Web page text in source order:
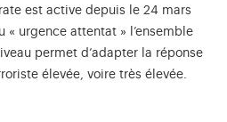
est active depuis le 24 mars
« urgence attentat » l’ensemble
permet d’adapter la réponse
élevée, voire très élevée.